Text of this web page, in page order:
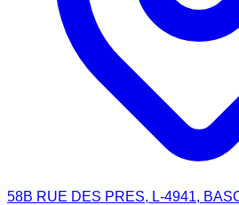
58B RUE DES PRES, L-4941,